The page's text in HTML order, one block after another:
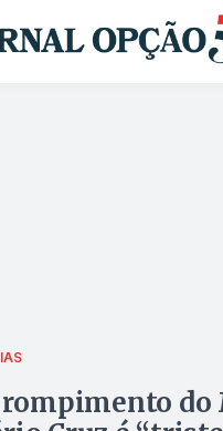
rompimento do